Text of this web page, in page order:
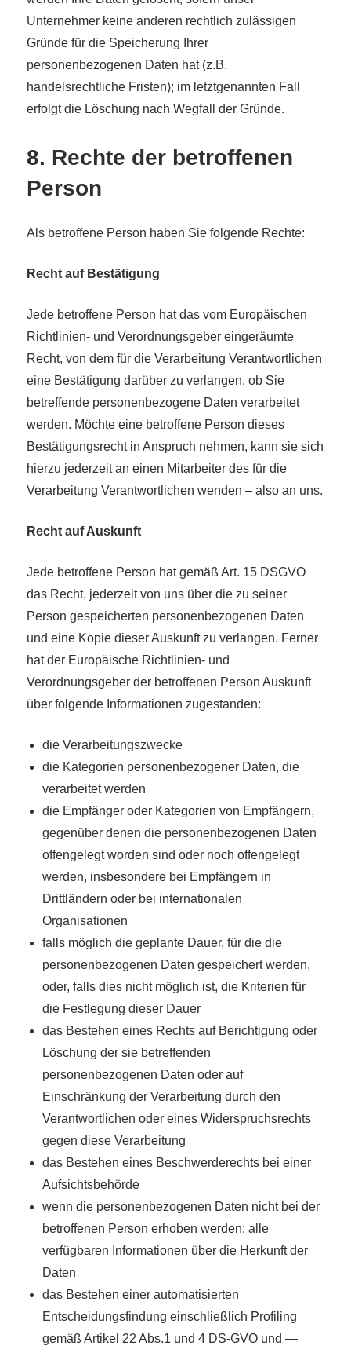
Unternehmer keine anderen rechtlich zulässigen
Gründe für die Speicherung Ihrer
personenbezogenen Daten hat (z.B.
handelsrechtliche Fristen); im letztgenannten Fall
erfolgt die Löschung nach Wegfall der Gründe.
8. Rechte der betroffenen
Person
Als betroffene Person haben Sie folgende Rechte:
Recht auf Bestätigung
Jede betroffene Person hat das vom Europäischen
Richtlinien- und Verordnungsgeber eingeräumte
Recht, von dem für die Verarbeitung Verantwortlichen
eine Bestätigung darüber zu verlangen, ob Sie
betreffende personenbezogene Daten verarbeitet
werden. Möchte eine betroffene Person dieses
Bestätigungsrecht in Anspruch nehmen, kann sie sich
hierzu jederzeit an einen Mitarbeiter des für die
Verarbeitung Verantwortlichen wenden – also an uns.
Recht auf Auskunft
Jede betroffene Person hat gemäß Art. 15 DSGVO
das Recht, jederzeit von uns über die zu seiner
Person gespeicherten personenbezogenen Daten
und eine Kopie dieser Auskunft zu verlangen. Ferner
hat der Europäische Richtlinien- und
Verordnungsgeber der betroffenen Person Auskunft
über folgende Informationen zugestanden:
die Verarbeitungszwecke
die Kategorien personenbezogener Daten, die
verarbeitet werden
die Empfänger oder Kategorien von Empfängern,
gegenüber denen die personenbezogenen Daten
offengelegt worden sind oder noch offengelegt
werden, insbesondere bei Empfängern in
Drittländern oder bei internationalen
Organisationen
falls möglich die geplante Dauer, für die die
personenbezogenen Daten gespeichert werden,
oder, falls dies nicht möglich ist, die Kriterien für
die Festlegung dieser Dauer
das Bestehen eines Rechts auf Berichtigung oder
Löschung der sie betreffenden
personenbezogenen Daten oder auf
Einschränkung der Verarbeitung durch den
Verantwortlichen oder eines Widerspruchsrechts
gegen diese Verarbeitung
das Bestehen eines Beschwerderechts bei einer
Aufsichtsbehörde
wenn die personenbezogenen Daten nicht bei der
betroffenen Person erhoben werden: alle
verfügbaren Informationen über die Herkunft der
Daten
das Bestehen einer automatisierten
Entscheidungsfindung einschließlich Profiling
gemäß Artikel 22 Abs.1 und 4 DS-GVO und —